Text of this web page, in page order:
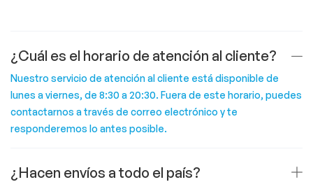
¿Cuál es el horario de atención al cliente?
Nuestro servicio de atención al cliente está disponible de
lunes a viernes, de 8:30 a 20:30. Fuera de este horario, puedes
contactarnos a través de correo electrónico y te
responderemos lo antes posible.
¿Hacen envíos a todo el país?